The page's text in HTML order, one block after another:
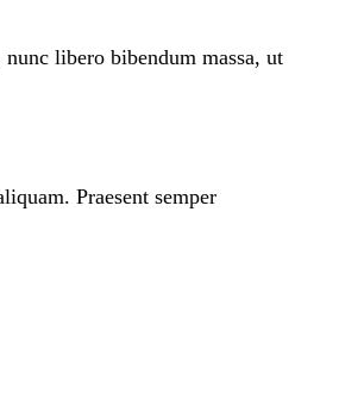
libero bibendum massa, ut
Praesent semper